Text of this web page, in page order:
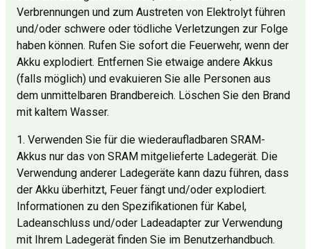
Verbrennungen und zum Austreten von Elektrolyt führen
und/oder schwere oder tödliche Verletzungen zur Folge
haben können. Rufen Sie sofort die Feuerwehr, wenn der
Akku explodiert. Entfernen Sie etwaige andere Akkus
(falls möglich) und evakuieren Sie alle Personen aus
dem unmittelbaren Brandbereich. Löschen Sie den Brand
mit kaltem Wasser.
1. Verwenden Sie für die wiederaufladbaren SRAM-
Akkus nur das von SRAM mitgelieferte Ladegerät. Die
Verwendung anderer Ladegeräte kann dazu führen, dass
der Akku überhitzt, Feuer fängt und/oder explodiert.
Informationen zu den Spezifikationen für Kabel,
Ladeanschluss und/oder Ladeadapter zur Verwendung
mit Ihrem Ladegerät finden Sie im Benutzerhandbuch.